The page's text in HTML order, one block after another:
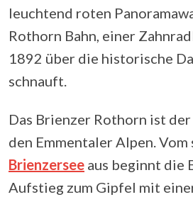
leuchtend roten
Rothorn Bahn, einer
1892 über die historische
schnauft.
Das Brienzer Rothorn ist
den Emmentaler Alpen. Vom
Brienzersee aus beginnt die
Aufstieg zum Gipfel mit